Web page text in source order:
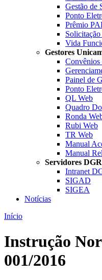
Gestão de
Ponto
Prêmio
Vida
Gestores
Convênios
Painel de
Ponto
QL Web
Quadro
Ronda
Rubi Web
TR Web
Manual
Manual
Servidores
Intranet
SIGAD
SIGEA
Notícias
Início
Instrução
001/2016